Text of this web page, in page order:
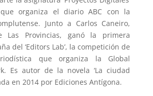
organiza el diario ABC con la
Junto a Carlos Caneiro,
Las Provincias, ganó la primera
del ‘Editors Lab’, la competición de
que organiza la Global
Es autor de la novela ‘La ciudad
en 2014 por Ediciones Antígona.